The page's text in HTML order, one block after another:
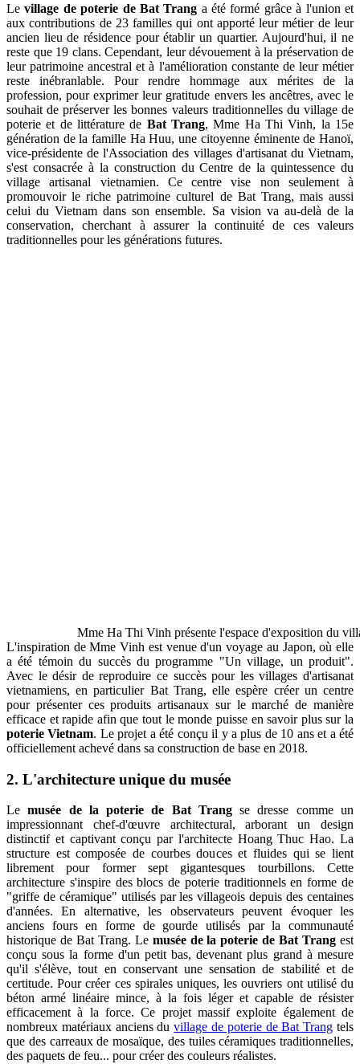
Levillage de poterie de Bat Trang a été formé grâce à l'union et
aux contributions de 23 familles qui ont apporté leur métier de leur
ancien lieu de résidence pour établir un quartier. Aujourd'hui, il ne
reste que 19 clans. Cependant, leur dévouement à la préservation de
leur patrimoine ancestral et à l'amélioration constante de leur métier
reste inébranlable. Pour rendre hommage aux mérites de la
profession, pour exprimer leur gratitude envers les ancêtres, avec le
souhait de préserver les bonnes valeurs traditionnelles du village de
poterie et de littérature de Bat Trang, Mme Ha Thi Vinh, la 15e
génération de la famille Ha Huu, une citoyenne éminente de Hanoï,
vice-présidente de l'Association des villages d'artisanat du Vietnam,
s'est consacrée à la construction du Centre de la quintessence du
village artisanal vietnamien. Ce centre vise non seulement à
promouvoir le riche patrimoine culturel de Bat Trang, mais aussi
celui du Vietnam dans son ensemble. Sa vision va au-delà de la
conservation, cherchant à assurer la continuité de ces valeurs
traditionnelles pour les générations futures.
Mme Ha Thi Vinh présente l'espace d'exposition du
L'inspiration de Mme Vinh est venue d'un voyage au Japon, où elle
a été témoin du succès du programme "Un village, un produit".
Avec le désir de reproduire ce succès pour les villages d'artisanat
vietnamiens, en particulier Bat Trang, elle espère créer un centre
pour présenter ces produits artisanaux sur le marché de manière
efficace et rapide afin que tout le monde puisse en savoir plus sur la
poterie Vietnam. Le projet a été conçu il y a plus de 10 ans et a été
officiellement achevé dans sa construction de base en 2018.
2. L'architecture unique du musée
Lemusée de la poterie de Bat Trangse dresse comme un
impressionnant chef-d'œuvre architectural, arborant un design
distinctif et captivant conçu par l'architecte Hoang Thuc Hao. La
structure est composée de courbes douces et fluides qui se lient
librement pour former sept gigantesques tourbillons. Cette
architecture s'inspire des blocs de poterie traditionnels en forme de
"griffe de céramique" utilisés par les villageois depuis des centaines
d'années. En alternative, les observateurs peuvent évoquer les
anciens fours en forme de gourde utilisés par la communauté
historique de Bat Trang. Le musée de la poterie de Bat Trang est
conçu sous la forme d'un petit bas, devenant plus grand à mesure
qu'il s'élève, tout en conservant une sensation de stabilité et de
certitude. Pour créer ces spirales uniques, les ouvriers ont utilisé du
béton armé linéaire mince, à la fois léger et capable de résister
efficacement à la force. Ce projet massif exploite également de
nombreux matériaux anciens duvillage de poterie de Bat Trang tels
que des carreaux de mosaïque, des tuiles céramiques traditionnelles,
des paquets de feu... pour créer des couleurs réalistes.